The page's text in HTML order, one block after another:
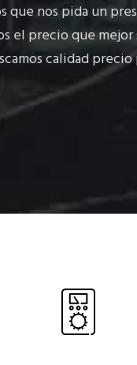
que nos pida un
el precio que mejor
calidad